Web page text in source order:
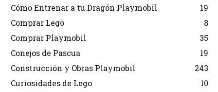
Cómo Entrenar a tu Dragón Playmobil
19
Comprar Lego
8
Comprar Playmobil
35
Conejos de Pascua
19
Construcción y Obras Playmobil
243
Curiosidades de Lego
10